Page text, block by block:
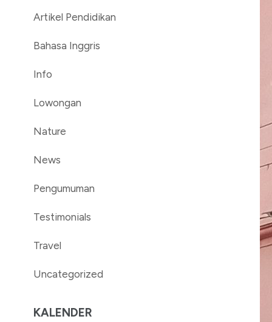
Artikel Pendidikan
Bahasa Inggris
Info
Lowongan
Nature
News
Pengumuman
Testimonials
Travel
Uncategorized
KALENDER